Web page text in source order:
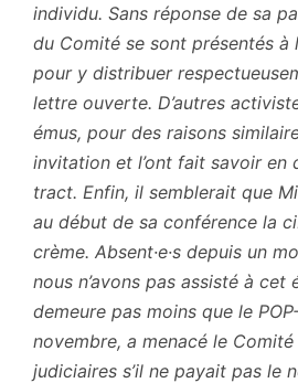
individu. Sans réponse de sa
du Comité se sont présentés à
pour y distribuer
lettre ouverte. D’autres
émus, pour des raisons
invitation et l’ont fait savoir en
tract. Enfin, il semblerait que
au début de sa conférence la
crème. Absent·e·s depuis un
nous n’avons pas assisté à cet
demeure pas moins que le
novembre, a menacé le
judiciaires s’il ne payait pas le